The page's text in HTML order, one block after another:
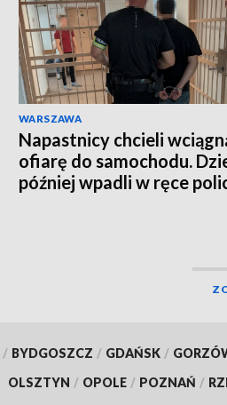
WARSZAWA
Napastnicy chcieli
ofiarę do samochodu.
później wpadli w ręce
/ BYDGOSZCZ / GDAŃSK /
OLSZTYN / OPOLE / POZNAŃ /